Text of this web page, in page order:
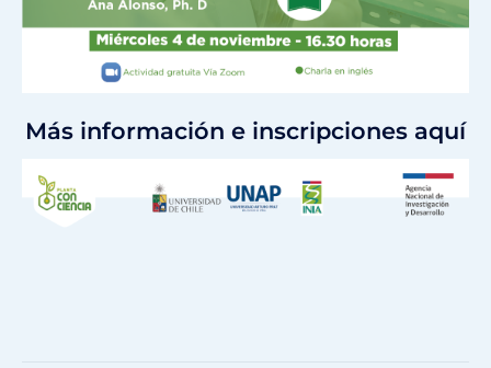
Más información e inscripciones aquí